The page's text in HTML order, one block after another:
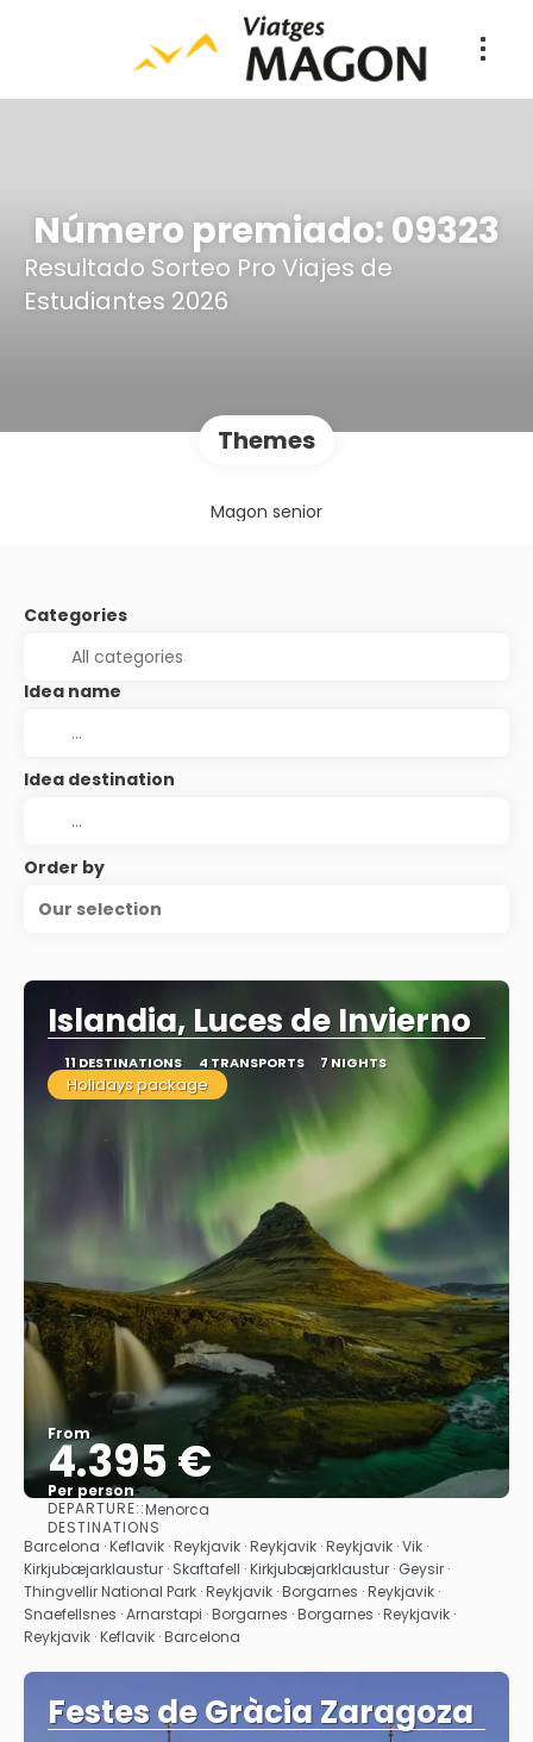
Número premiado: 09323
Resultado Sorteo Pro Viajes de
Estudiantes 2026
Themes
Magon senior
Categories
Idea name
Idea destination
Order by
Our selection
Islandia, Luces de Invierno
11 DESTINATIONS 4 TRANSPORTS 7 NIGHTS
Holidays package
From
4.395 €
Per person
DEPARTURE::Menorca
DESTINATIONS
Barcelona · Keflavik · Reykjavik · Reykjavik · Reykjavik · Vik ·
Kirkjubæjarklaustur · Skaftafell · Kirkjubæjarklaustur · Geysir ·
Thingvellir National Park · Reykjavik · Borgarnes · Reykjavik ·
Snaefellsnes · Arnarstapi · Borgarnes · Borgarnes · Reykjavik ·
Reykjavik · Keflavik · Barcelona
Festes de Gràcia Zaragoza